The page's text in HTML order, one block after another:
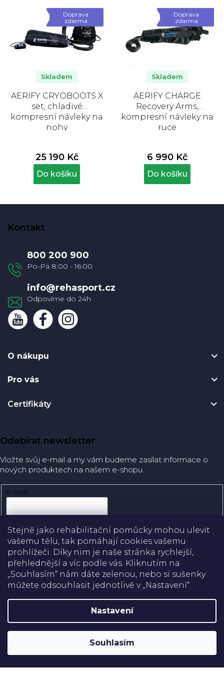
Stejně jako rehabilitační pomůcky mohou ulevit
vašemu tělu, tak pomáhají cookies vašemu
prohlížeči. Díky nim je naše stránka rychlejší,
přehlednější a víc podle vás. Kliknutím na
„Souhlasím“ nám dáte zelenou, nebo si sušenky
můžete odsouhlasit jednotlivě v „Nastavení“.
Nastavení
Souhlasím
Doprava
zdarma
AERIFY CRYOBOOTS X
set, chladivé
kompresní návleky na
nohy
Skladem
25 190 Kč
Do košíku
Doprava
zdarma
AERIFY CHARGE
Recovery Arms,
kompresní návleky na
ruce
Skladem
6 990 Kč
Do košíku
Kontakt
info@rehasport.cz
800 200 900
O nákupu
Pro vás
Certifikáty
Doprava
Platba
Odebírat newsletter
Vložte svůj e-mail a my vám budeme zasílat informace o
nových produktech na našem e-shopu.
E-mail
Přihlásit se
Rehabilitační pomůcky
Upravit nastavení cookies